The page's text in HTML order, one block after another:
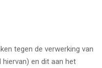
tegen de verwerking van
en dit aan het